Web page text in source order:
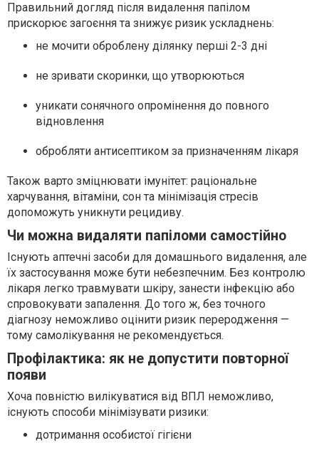
Правильний догляд після видалення папілом
прискорює загоєння та знижує ризик ускладнень:
не мочити оброблену ділянку перші 2-3 дні
не зривати скоринки, що утворюються
уникати сонячного опромінення до повного
відновлення
обробляти антисептиком за призначенням лікаря
Також варто зміцнювати імунітет: раціональне
харчування, вітаміни, сон та мінімізація стресів
допоможуть уникнути рецидиву.
Чи можна видаляти папіломи самостійно
Існують аптечні засоби для домашнього видалення, але
їх застосування може бути небезпечним. Без контролю
лікаря легко травмувати шкіру, занести інфекцію або
спровокувати запалення. До того ж, без точного
діагнозу неможливо оцінити ризик переродження —
тому самолікування не рекомендується.
Профілактика: як не допустити повторної
появи
Хоча повністю вилікуватися від ВПЛ неможливо,
існують способи мінімізувати ризики:
дотримання особистої гігієни